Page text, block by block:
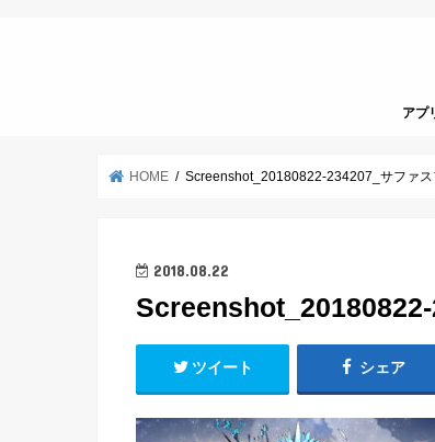
アプ
HOME Screenshot_20180822-234207_サファス
2018.08.22
ツイート シェア